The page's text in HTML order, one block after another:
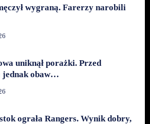
wygraną. Farerzy narobili
uniknął porażki. Przed
jednak obaw…
ograła Rangers. Wynik dobry,